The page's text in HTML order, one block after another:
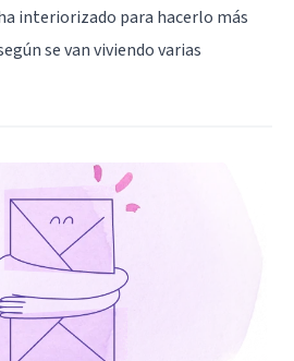
interiorizado para hacerlo más
se van viviendo varias